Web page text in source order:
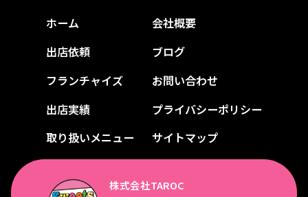
ホーム
出店依頼
フランチャイズ
出店実績
取り扱いメニュー
会社概要
ブログ
お問い合わせ
プライバシーポリシー
サイトマップ
株式会社TAROC